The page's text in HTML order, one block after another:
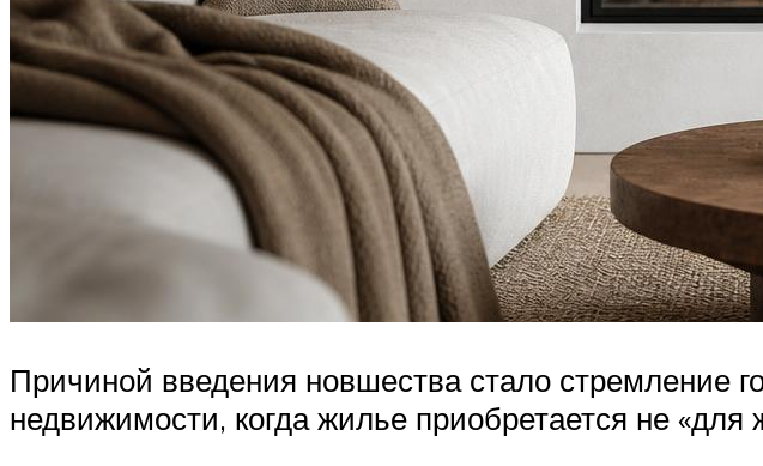
Причиной введения новшества стало стремление
недвижимости, когда жилье приобретается не